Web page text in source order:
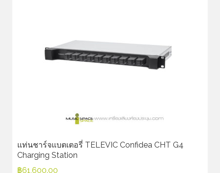
แท่นชาร์จแบตเตอรี่ TELEVIC Confidea CHT G4
Charging Station
฿61,600.00